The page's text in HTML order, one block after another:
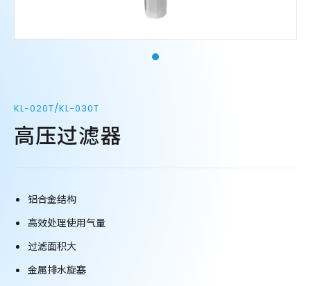
KL-020T/KL-030T
高压过滤器
铝合金结构
高效处理使用气量
过滤面积大
金属排水旋塞